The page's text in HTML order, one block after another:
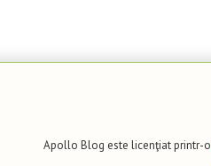
Apollo Blog este licenţiat printr-o